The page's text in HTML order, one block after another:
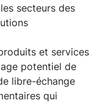
secteurs des
et services
potentiel de
libre-échange
qui